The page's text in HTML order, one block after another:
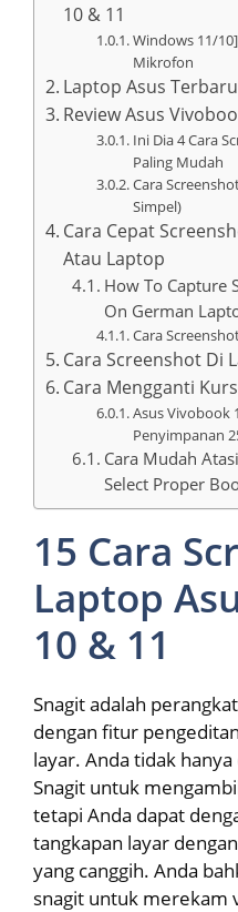
10 & 11
Windows 11/
Mikrofon
Laptop Asus
Review Asus
Ini Dia 4 Cara
Paling Mudah
Cara
Simpel)
Cara Cepat
Atau Laptop
How To Capture
On German
Cara
Cara Screenshot Di
Cara Mengganti
Asus Vivobook
Penyimpanan
Cara Mudah
Select Proper
15 Cara
Laptop
10 & 11
Snagit adalah
dengan fitur
layar. Anda tidak
Snagit untuk
tetapi Anda dapat
tangkapan layar
yang canggih. Anda
snagit untuk merekam